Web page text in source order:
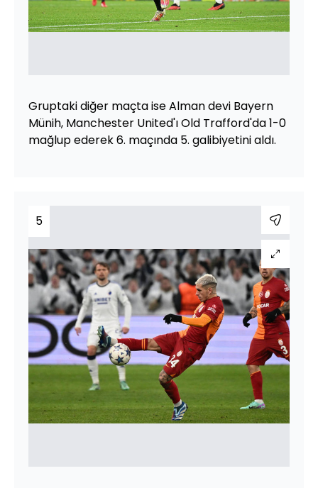
Gruptaki diğer maçta ise Alman devi Bayern
Münih, Manchester United'ı Old Trafford'da 1-0
mağlup ederek 6. maçında 5. galibiyetini aldı.
5